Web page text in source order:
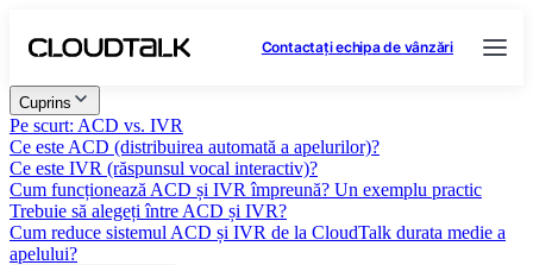
Contactați echipa de vânzări
Cuprins
Pe scurt: ACD vs. IVR
Ce este ACD (distribuirea automată a apelurilor)?
Ce este IVR (răspunsul vocal interactiv)?
Cum funcționează ACD și IVR împreună? Un exemplu practic
Trebuie să alegeți între ACD și IVR?
Cum reduce sistemul ACD și IVR de la CloudTalk durata medie a
apelului?